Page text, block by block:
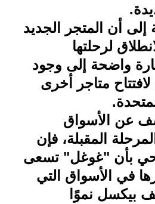
.
أن المتجر الجديد
لرحلتها
واضحة إلى وجود
متاجر أخرى
.
عن الأسواق
المقبلة، فإن
يوحي بأن "غوغل" تسعى
في الأسواق التي
بيكسل نموًا